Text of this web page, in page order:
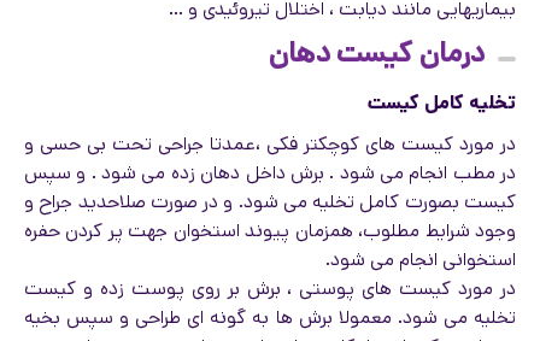
بیماریهایی مانند دیابت ، اختلال تیروئیدی و …
درمان کیست دهان
تخلیه کامل کیست
در مورد کیست های کوچکتر فکی ،عمدتا جراحی تحت بی حسی و
در مطب انجام می شود . برش داخل دهان زده می شود . و سپس
کیست بصورت کامل تخلیه می شود. و در صورت صلاحدید جراح و
وجود شرایط مطلوب، همزمان پیوند استخوان جهت پر کردن حفره
استخوانی انجام می شود.
در مورد کیست های پوستی ، برش بر روی پوست زده و کیست
تخلیه می شود. معمولا برش ها به گونه ای طراحی و سپس بخیه